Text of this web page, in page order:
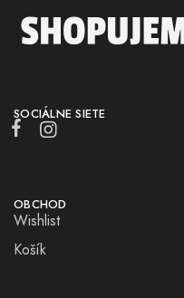
SOCIÁLNE SIETE
OBCHOD
Wishlist
Košík